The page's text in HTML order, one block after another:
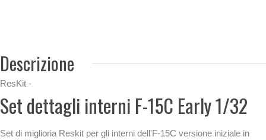
Descrizione
ResKit -
Set dettagli interni F-15C Early 1/32
Set di miglioria Reskit per gli interni dell'F-15C versione iniziale in